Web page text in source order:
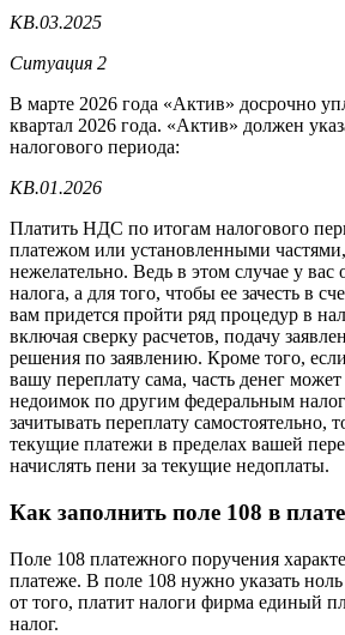
КВ.03.2025
Ситуация 2
В марте 2026 года «Актив» досрочно
квартал 2026 года. «Актив» должен
налогового периода:
КВ.01.2026
Платить НДС по итогам налогового
платежом или установленными
нежелательно. Ведь в этом случае у вас
налога, а для того, чтобы ее зачесть в
вам придется пройти ряд процедур в
включая сверку расчетов, подачу
решения по заявлению. Кроме того,
вашу переплату сама, часть денег
недоимок по другим федеральным
зачитывать переплату самостоятельно,
текущие платежи в пределах вашей
начислять пени за текущие недоплаты.
Как заполнить поле 108 в
Поле 108 платежного поручения
платеже. В поле 108 нужно указать
от того, платит налоги фирма единый
налог.